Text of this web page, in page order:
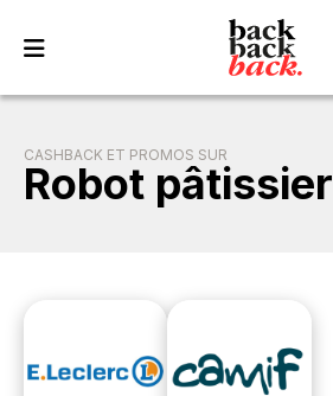
CASHBACK ET PROMOS SUR
Robot pâtissier